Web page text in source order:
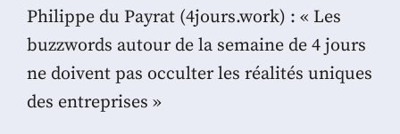
Philippe du Payrat (4jours.work) : « Les
buzzwords autour de la semaine de 4 jours
ne doivent pas occulter les réalités uniques
des entreprises »